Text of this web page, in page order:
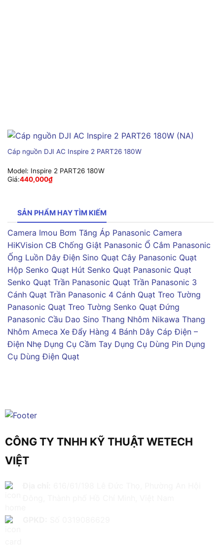
Cáp nguồn DJI AC Inspire 2 PART26 180W
Model: Inspire 2 PART26 180W
Giá:440,000₫
SẢN PHẨM HAY TÌM KIẾM
Camera Imou Bơm Tăng Áp Panasonic Camera
HiKVision CB Chống Giật Panasonic Ổ Cắm Panasonic
Ống Luồn Dây Điện Sino Quạt Cây Panasonic Quạt
Hộp Senko Quạt Hút Senko Quạt Panasonic Quạt
Senko Quạt Trần Panasonic Quạt Trần Panasonic 3
Cánh Quạt Trần Panasonic 4 Cánh Quạt Treo Tường
Panasonic Quạt Treo Tường Senko Quạt Đứng
Panasonic Cầu Dao Sino Thang Nhôm Nikawa Thang
Nhôm Ameca Xe Đẩy Hàng 4 Bánh Dây Cáp Điện –
Điện Nhẹ Dụng Cụ Cầm Tay Dụng Cụ Dùng Pin Dụng
Cụ Dùng Điện Quạt
CÔNG TY TNHH KỸ THUẬT WETECH
VIỆT